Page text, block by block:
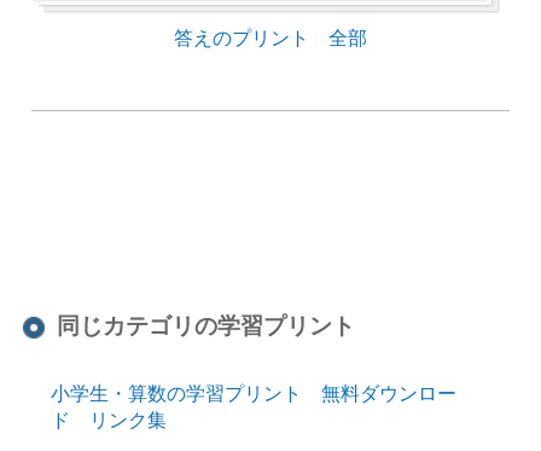
答えのプリント 全部
同じカテゴリの学習プリント
小学生・算数の学習プリント 無料ダウンロー
ド リンク集